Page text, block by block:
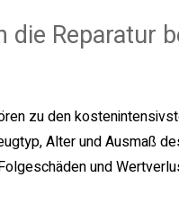
die Reparatur
zu den
Alter und Ausmaß
und